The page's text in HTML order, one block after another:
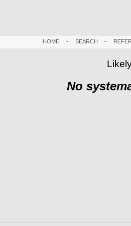
HOME- SEARCH -
No